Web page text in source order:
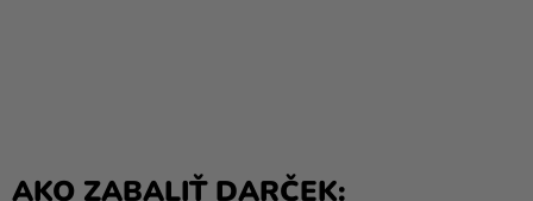
AKO ZABALIŤ DARČEK: